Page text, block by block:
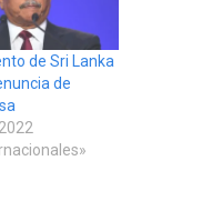
de Sri Lanka
de